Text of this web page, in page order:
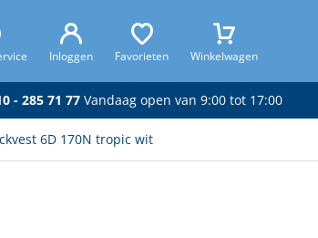
Inloggen Favorieten Winkelwagen
- 285 71 77Vandaag open van 9:00 tot 17:00
6D 170N tropic wit